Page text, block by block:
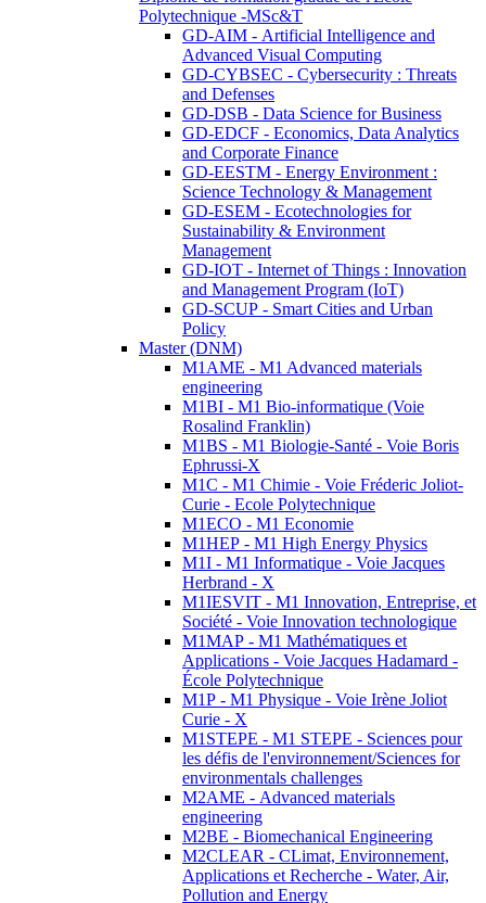
Polytechnique -MSc&T
GD-AIM - Artificial Intelligence and
Advanced Visual Computing
GD-CYBSEC - Cybersecurity : Threats
and Defenses
GD-DSB - Data Science for Business
GD-EDCF - Economics, Data Analytics
and Corporate Finance
GD-EESTM - Energy Environment :
Science Technology & Management
GD-ESEM - Ecotechnologies for
Sustainability & Environment
Management
GD-IOT - Internet of Things : Innovation
and Management Program (IoT)
GD-SCUP - Smart Cities and Urban
Policy
Master (DNM)
M1AME - M1 Advanced materials
engineering
M1BI - M1 Bio-informatique (Voie
Rosalind Franklin)
M1BS - M1 Biologie-Santé - Voie Boris
Ephrussi-X
M1C - M1 Chimie - Voie Fréderic Joliot-
Curie - Ecole Polytechnique
M1ECO - M1 Economie
M1HEP - M1 High Energy Physics
M1I - M1 Informatique - Voie Jacques
Herbrand - X
M1IESVIT - M1 Innovation, Entreprise, et
Société - Voie Innovation technologique
M1MAP - M1 Mathématiques et
Applications - Voie Jacques Hadamard -
École Polytechnique
M1P - M1 Physique - Voie Irène Joliot
Curie - X
M1STEPE - M1 STEPE - Sciences pour
les défis de l'environnement/Sciences for
environmentals challenges
M2AME - Advanced materials
engineering
M2BE - Biomechanical Engineering
M2CLEAR - CLimat, Environnement,
Applications et Recherche - Water, Air,
Pollution and Energy